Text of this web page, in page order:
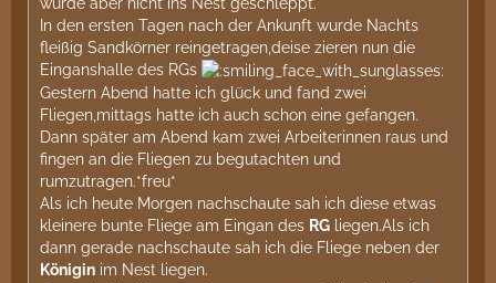
In den ersten Tagen nach der Ankunft wurde Nachts
fleißig Sandkörner reingetragen,deise zieren nun die
Einganshalle des RGs
Gestern Abend hatte ich glück und fand zwei
Fliegen,mittags hatte ich auch schon eine gefangen.
Dann später am Abend kam zwei Arbeiterinnen raus und
fingen an die Fliegen zu begutachten und
rumzutragen.*freu*
Als ich heute Morgen nachschaute sah ich diese etwas
kleinere bunte Fliege am Eingan des RG liegen.Als ich
dann gerade nachschaute sah ich die Fliege neben der
Königin im Nest liegen.